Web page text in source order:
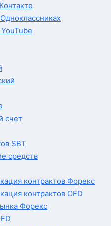
счет
SBT
средств
контрактов Форекс
контрактов CFD
Форекс